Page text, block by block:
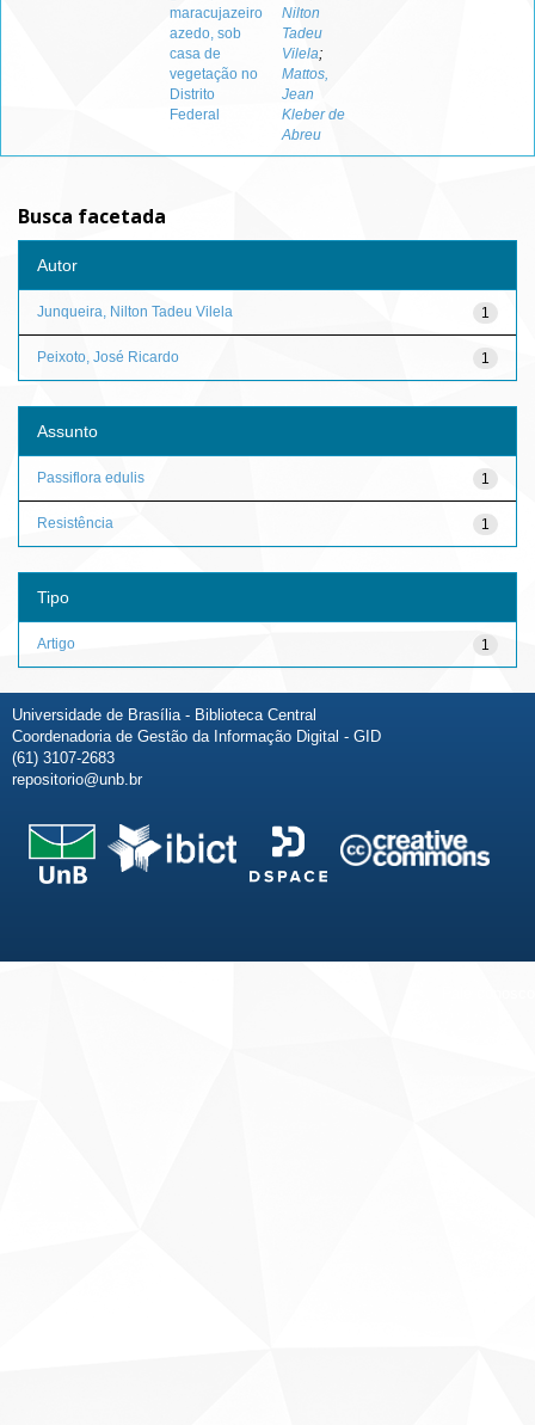
maracujazeiro
azedo, sob
casa de
vegetação no
Distrito
Federal
Nilton
Tadeu
Vilela;
Mattos,
Jean
Kleber de
Abreu
Busca facetada
Autor
1
Junqueira, Nilton Tadeu Vilela
1
Peixoto, José Ricardo
Assunto
1
Passiflora edulis
1
Resistência
Tipo
1
Artigo
Universidade de Brasília - Biblioteca Central
Coordenadoria de Gestão da Informação Digital - GID
(61) 3107-2683
repositorio@unb.br